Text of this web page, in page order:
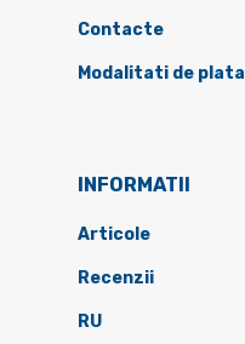
Contacte
Modalitati de plata
INFORMATII
Articole
Recenzii
RU